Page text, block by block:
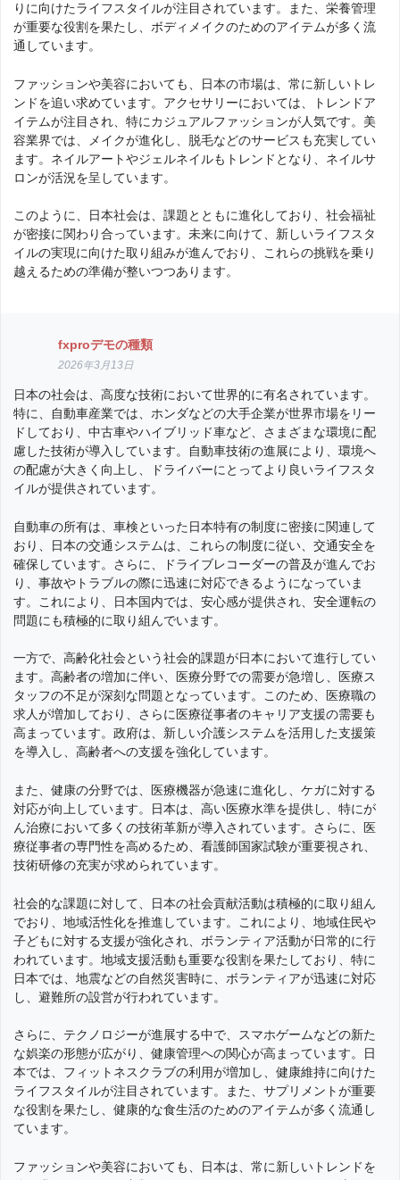
りに向けたライフスタイルが注目されています。また、栄養管理
が重要な役割を果たし、ボディメイクのためのアイテムが多く流
通しています。
ファッションや美容においても、日本の市場は、常に新しいトレ
ンドを追い求めています。アクセサリーにおいては、トレンドア
イテムが注目され、特にカジュアルファッションが人気です。美
容業界では、メイクが進化し、脱毛などのサービスも充実してい
ます。ネイルアートやジェルネイルもトレンドとなり、ネイルサ
ロンが活況を呈しています。
このように、日本社会は、課題とともに進化しており、社会福祉
が密接に関わり合っています。未来に向けて、新しいライフスタ
イルの実現に向けた取り組みが進んでおり、これらの挑戦を乗り
越えるための準備が整いつつあります。
fxproデモの種類
2026年3月13日
日本の社会は、高度な技術において世界的に有名されています。
特に、自動車産業では、ホンダなどの大手企業が世界市場をリー
ドしており、中古車やハイブリッド車など、さまざまな環境に配
慮した技術が導入しています。自動車技術の進展により、環境へ
の配慮が大きく向上し、ドライバーにとってより良いライフスタ
イルが提供されています。
自動車の所有は、車検といった日本特有の制度に密接に関連して
おり、日本の交通システムは、これらの制度に従い、交通安全を
確保しています。さらに、ドライブレコーダーの普及が進んでお
り、事故やトラブルの際に迅速に対応できるようになっていま
す。これにより、日本国内では、安心感が提供され、安全運転の
問題にも積極的に取り組んでいます。
一方で、高齢化社会という社会的課題が日本において進行してい
ます。高齢者の増加に伴い、医療分野での需要が急増し、医療ス
タッフの不足が深刻な問題となっています。このため、医療職の
求人が増加しており、さらに医療従事者のキャリア支援の需要も
高まっています。政府は、新しい介護システムを活用した支援策
を導入し、高齢者への支援を強化しています。
また、健康の分野では、医療機器が急速に進化し、ケガに対する
対応が向上しています。日本は、高い医療水準を提供し、特にが
ん治療において多くの技術革新が導入されています。さらに、医
療従事者の専門性を高めるため、看護師国家試験が重要視され、
技術研修の充実が求められています。
社会的な課題に対して、日本の社会貢献活動は積極的に取り組ん
でおり、地域活性化を推進しています。これにより、地域住民や
子どもに対する支援が強化され、ボランティア活動が日常的に行
われています。地域支援活動も重要な役割を果たしており、特に
日本では、地震などの自然災害時に、ボランティアが迅速に対応
し、避難所の設営が行われています。
さらに、テクノロジーが進展する中で、スマホゲームなどの新た
な娯楽の形態が広がり、健康管理への関心が高まっています。日
本では、フィットネスクラブの利用が増加し、健康維持に向けた
ライフスタイルが注目されています。また、サプリメントが重要
な役割を果たし、健康的な食生活のためのアイテムが多く流通し
ています。
ファッションや美容においても、日本は、常に新しいトレンドを